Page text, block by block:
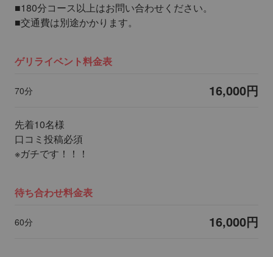
■180分コース以上はお問い合わせください。
■交通費は別途かかります。
ゲリライベント料金表
70分 16,000円
先着10名様
口コミ投稿必須
※ガチです！！！
待ち合わせ料金表
60分 16,000円